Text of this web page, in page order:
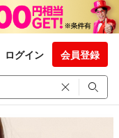
ログイン 会員登録